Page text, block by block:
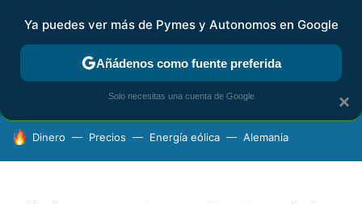
FISCALIDAD Y CONTABILIDAD KIT DIGITAL RENTA
HOY SE HABLA DE
Dinero Precios Energía eólica Alemania
×
Ya puedes ver más de Pymes y Autonomos en Google
Añádenos como fuente preferida
Solo necesitas una cuenta de Google